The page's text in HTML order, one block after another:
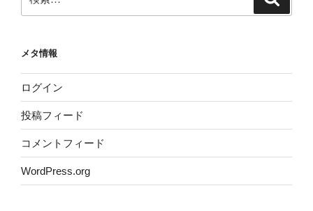
索:
メタ情報
ログイン
投稿フィード
コメントフィード
WordPress.org